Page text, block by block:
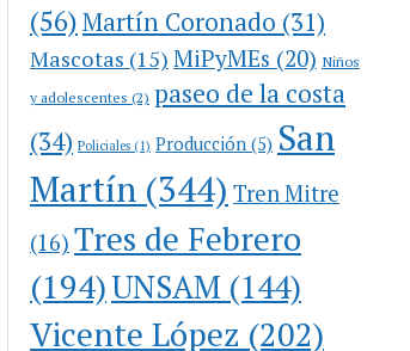
(56)Martín Coronado (31)
Mascotas (15) MiPyMEs (20) Niños
y adolescentes (2) paseo de la costa
(34) Policiales (1) Producción (5) San
Martín (344) Tren Mitre
(16) Tres de Febrero
(194)UNSAM (144)
Vicente López (202)